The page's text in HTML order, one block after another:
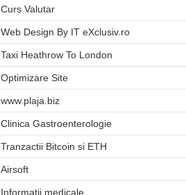
Curs Valutar
Web Design By IT eXclusiv.ro
Taxi Heathrow To London
Optimizare Site
www.plaja.biz
Clinica Gastroenterologie
Tranzactii Bitcoin si ETH
Airsoft
Informatii medicale